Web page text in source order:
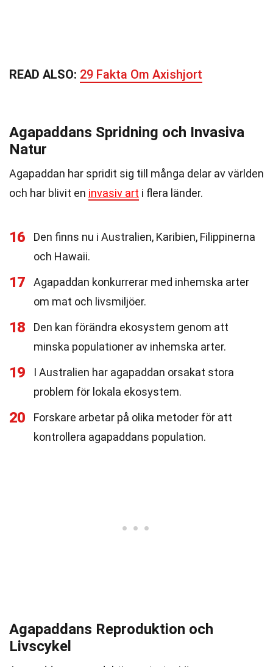
READ ALSO: 29 Fakta Om Axishjort
Agapaddans Spridning och Invasiva
Natur
Agapaddan har spridit sig till många delar av världen
och har blivit en invasiv art i flera länder.
16
Den finns nu i Australien, Karibien, Filippinerna
och Hawaii.
17
Agapaddan konkurrerar med inhemska arter
om mat och livsmiljöer.
18
Den kan förändra ekosystem genom att
minska populationer av inhemska arter.
19
I Australien har agapaddan orsakat stora
problem för lokala ekosystem.
20
Forskare arbetar på olika metoder för att
kontrollera agapaddans population.
Agapaddans Reproduktion och
Livscykel